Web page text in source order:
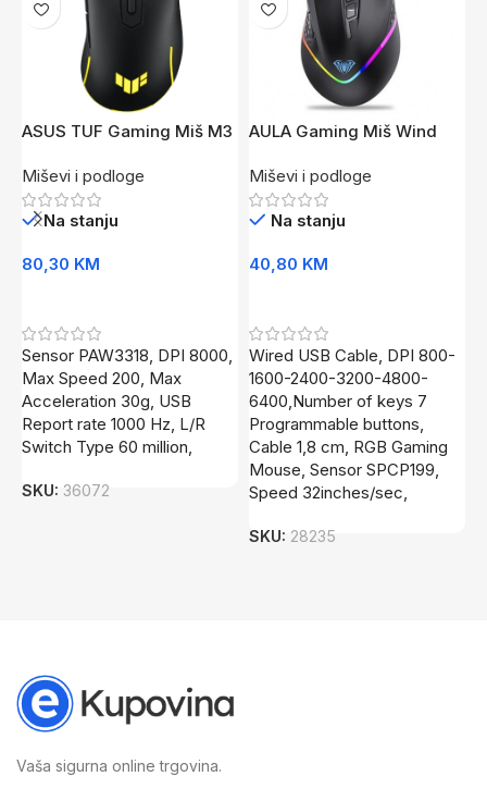
ASUS TUF Gaming Miš M3
Miševi i podloge
Na stanju
80,30 KM
Sensor PAW3318, DPI 8000,
Max Speed 200, Max
Acceleration 30g, USB
Report rate 1000 Hz, L/R
Switch Type 60 million,
SKU: 36072
AULA Gaming Miš Wind
Miševi i podloge
Na stanju
40,80 KM
Wired USB Cable, DPI 800-
1600-2400-3200-4800-
6400,Number of keys 7
Programmable buttons,
Cable 1,8 cm, RGB Gaming
Mouse, Sensor SPCP199,
Speed 32inches/sec,
SKU: 28235
Vaša sigurna online trgovina.